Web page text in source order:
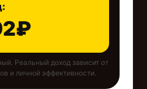
Реальный доход зависит от
и личной эффективности.